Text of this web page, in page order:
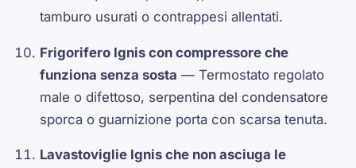
tamburo usurati o contrappesi allentati.
Frigorifero Ignis con compressore che
funziona senza sosta — Termostato regolato
male o difettoso, serpentina del condensatore
sporca o guarnizione porta con scarsa tenuta.
Lavastoviglie Ignis che non asciuga le